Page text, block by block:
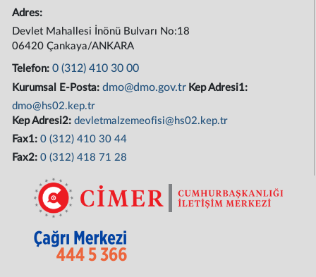
Adres:
Devlet Mahallesi İnönü Bulvarı No:18
06420 Çankaya/ANKARA
Telefon:0 (312) 410 30 00
Kurumsal E-Posta:dmo@dmo.gov.tr Kep Adresi1:
dmo@hs02.kep.tr
Kep Adresi2:devletmalzemeofisi@hs02.kep.tr
Fax1:0 (312) 410 30 44
Fax2:0 (312) 418 71 28